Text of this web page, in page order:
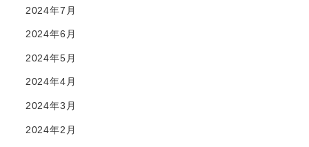
2024年7月
2024年6月
2024年5月
2024年4月
2024年3月
2024年2月